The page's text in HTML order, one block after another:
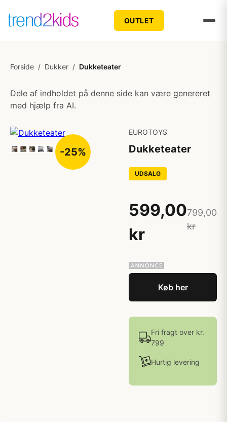
OUTLET
Forside / Dukker / Dukketeater
Dele af indholdet på denne side kan være genereret
med hjælp fra AI.
-25%
EUROTOYS
Dukketeater
UDSALG
599,00
kr
799,00
kr
Køb her
Fri fragt over kr.
799
Hurtig levering